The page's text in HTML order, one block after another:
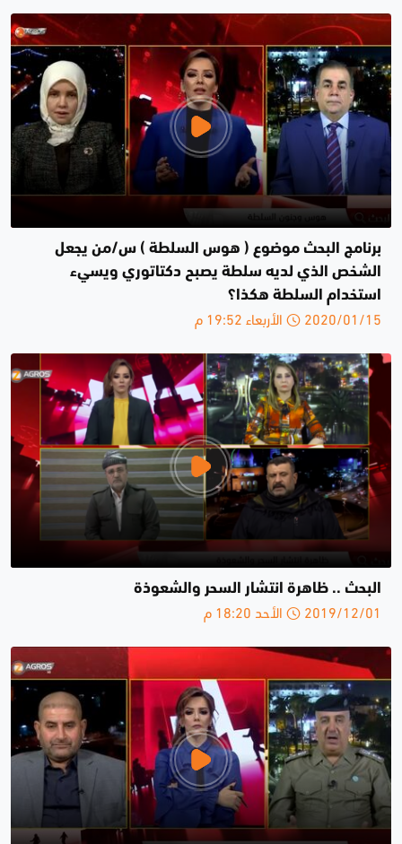
برنامج البحث موضوع ( هوس السلطة ) س/من يجعل
الشخص الذي لديه سلطة يصبح دكتاتوري ويسيء
استخدام السلطة هكذا؟
2020/01/15 الأربعاء 19:52 م
البحث .. ظاهرة انتشار السحر والشعوذة
2019/12/01 الأحد 18:20 م